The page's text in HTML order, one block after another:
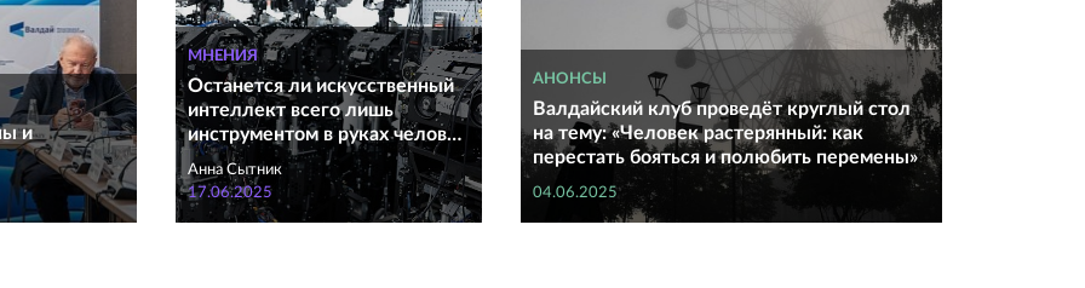
и
МНЕНИЯ
Останется ли искусственный
интеллект всего лишь
инструментом в руках челов…
Анна Сытник
17.06.2025
АНОНСЫ
Валдайский клуб проведёт круглый стол
на тему: «Человек растерянный: как
перестать бояться и полюбить перемены»
04.06.2025